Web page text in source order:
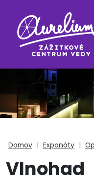
Domov | Exponáty |
Vlnohad